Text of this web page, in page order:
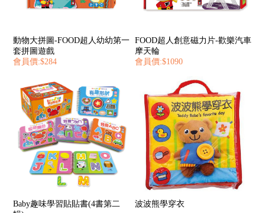
動物大拼圖-FOOD超人幼幼第一
套拼圖遊戲
會員價:$284
FOOD超人創意磁力片-歡樂汽車
摩天輪
會員價:$1090
Baby趣味學習貼貼書(4書第二
波波熊學穿衣